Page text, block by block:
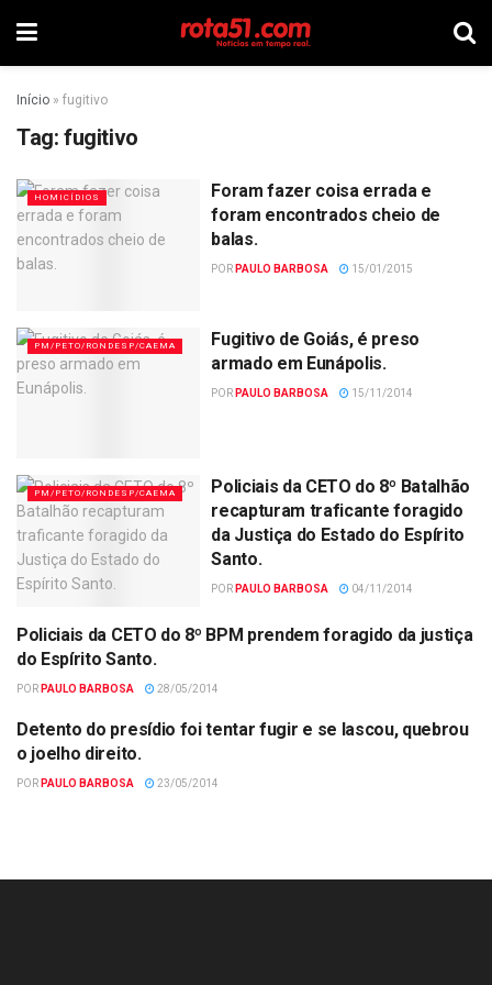
Início » fugitivo
Tag: fugitivo
HOMICÍDIOS
Foram fazer coisa errada e
foram encontrados cheio de
balas.
POR PAULO BARBOSA 15/01/2015
PM/PETO/RONDESP/CAEMA
Fugitivo de Goiás, é preso
armado em Eunápolis.
POR PAULO BARBOSA 15/11/2014
PM/PETO/RONDESP/CAEMA
Policiais da CETO do 8º Batalhão
recapturam traficante foragido
da Justiça do Estado do Espírito
Santo.
POR PAULO BARBOSA 04/11/2014
POLÍCIA
Policiais da CETO do 8º BPM prendem foragido da justiça
do Espírito Santo.
POR PAULO BARBOSA 28/05/2014
POLÍCIA
Detento do presídio foi tentar fugir e se lascou, quebrou
o joelho direito.
POR PAULO BARBOSA 23/05/2014